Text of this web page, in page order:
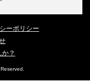
ーポリシー
？